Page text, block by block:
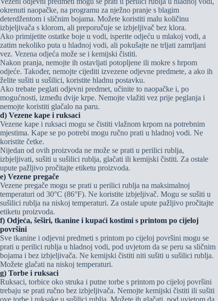
okrenuti naopačke, na programu za nježno pranje s blagim
deterdžentom i sličnim bojama. Možete koristiti malu količinu
izbjeljivača s klorom, ali preporučuje se izbjeljivač bez klora.
Ako primijetite ostatke boje u vodi, isperite odjeću u mlakoj vodi, a
zatim nekoliko puta u hladnoj vodi, ali pokušajte ne trljati zamrljani
vez. Vezena odjeća može se i kemijski čistiti.
Nakon pranja, nemojte ih ostavljati potopljene ili mokre s hrpom
odjeće. Također, nemojte cijediti izvezene odjevne predmete, a ako ih
želite sušiti u sušilici, koristite hladnu postavku.
Ako trebate peglati odjevni predmet, učinite to naopačke i, po
mogućnosti, između dvije krpe. Nemojte vlažiti vez prije peglanja i
nemojte koristiti glačalo na paru.
d) Vezene kape i ruksaci
Vezene kape i ruksaci mogu se čistiti vlažnom krpom na potrebnim
mjestima. Kape se po potrebi mogu ručno prati u hladnoj vodi. Ne
koristite četke.
Nijedan od ovih proizvoda ne može se prati u perilici rublja,
izbjeljivati, sušiti u sušilici rublja, glačati ili kemijski čistiti. Za ostale
upute pažljivo pročitajte etiketu proizvoda.
e) Vezene pregače
Vezene pregače mogu se prati u perilici rublja na maksimalnoj
temperaturi od 30°C (86°F). Ne koristite izbjeljivač. Mogu se sušiti u
sušilici rublja na niskoj temperaturi. Za ostale upute pažljivo pročitajte
etiketu proizvoda.
f) Odjeća, šeširi, tkanine i kupaći kostimi s printom po cijeloj
površini
Sve tkanine i odjevni predmeti s printom po cijeloj površini mogu se
prati u perilici rublja u hladnoj vodi, pod uvjetom da se peru sa sličnim
bojama i bez izbjeljivača. Ne kemijski čistiti niti sušiti u sušilici rublja.
Možete glačati na niskoj temperaturi.
g) Torbe i ruksaci
Ruksaci, torbice oko struka i putne torbe s printom po cijeloj površini
trebaju se prati ručno bez izbjeljivača. Nemojte kemijski čistiti ili sušiti